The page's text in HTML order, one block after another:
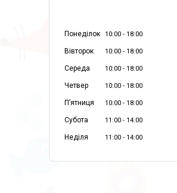
Понеділок 10:00 18:00
Вівторок 10:00 18:00
Середа 10:00 18:00
Четвер 10:00 18:00
Пʼятниця 10:00 18:00
Субота 11:00 14:00
Неділя 11:00 14:00